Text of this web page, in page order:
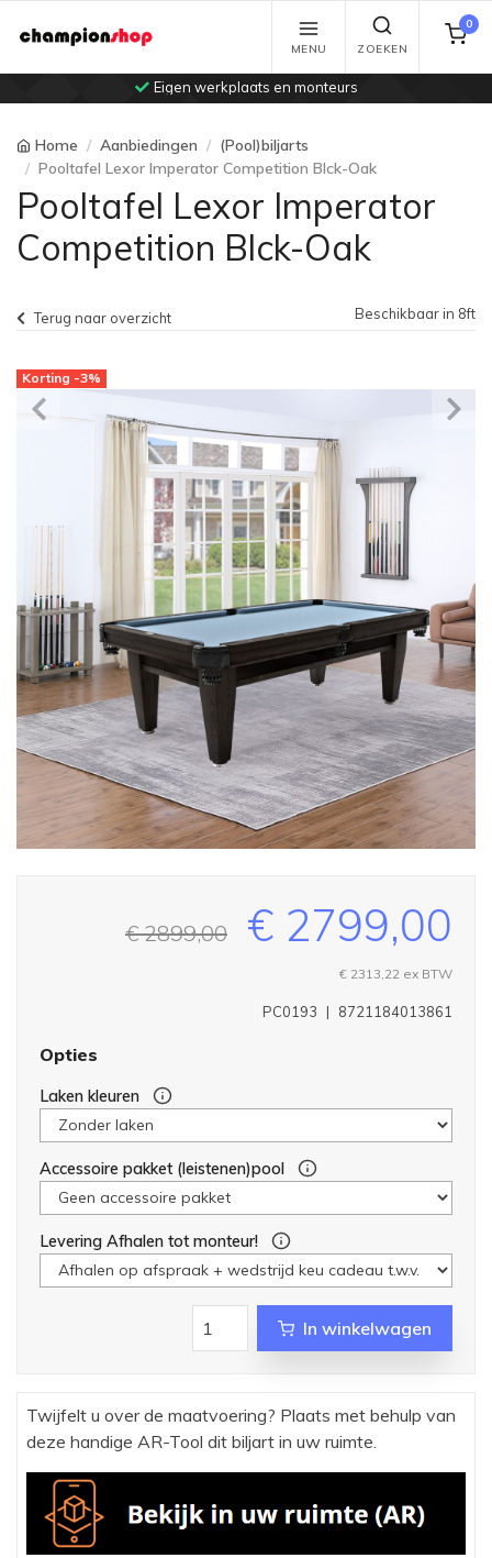
Eigen werkplaats en monteurs
MENU ZOEKEN
0
Home Aanbiedingen
(Pool)biljarts
Pooltafel Lexor Imperator Competition Blck-Oak
Pooltafel Lexor Imperator
Competition Blck-Oak
Terug naar overzicht Beschikbaar in 8ft
Korting -3%
Previous
€ 2899,00 € 2799,00
€ 2313,22 ex BTW
8721184013861
|
PC0193
Opties
Laken kleuren
Accessoire pakket (leistenen)pool
Levering Afhalen tot monteur!
In winkelwagen
Twijfelt u over de maatvoering? Plaats met behulp van
deze handige AR-Tool dit biljart in uw ruimte.